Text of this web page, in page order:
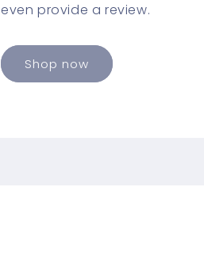
even provide a review.
Shop now